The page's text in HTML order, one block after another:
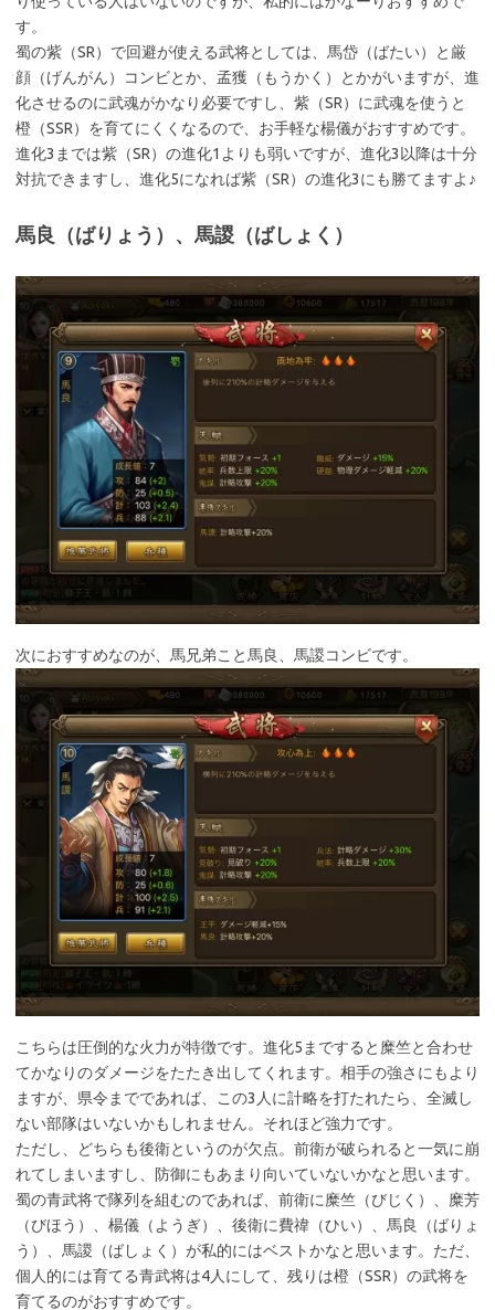
す。
蜀の紫（SR）で回避が使える武将としては、馬岱（ばたい）と厳
顔（げんがん）コンビとか、孟獲（もうかく）とかがいますが、進
化させるのに武魂がかなり必要ですし、紫（SR）に武魂を使うと
橙（SSR）を育てにくくなるので、お手軽な楊儀がおすすめです。
進化3までは紫（SR）の進化1よりも弱いですが、進化3以降は十分
対抗できますし、進化5になれば紫（SR）の進化3にも勝てますよ♪
馬良（ばりょう）、馬謖（ばしょく）
次におすすめなのが、馬兄弟こと馬良、馬謖コンビです。
こちらは圧倒的な火力が特徴です。進化5まですると糜竺と合わせ
てかなりのダメージをたたき出してくれます。相手の強さにもより
ますが、県令までであれば、この3人に計略を打たれたら、全滅し
ない部隊はいないかもしれません。それほど強力です。
ただし、どちらも後衛というのが欠点。前衛が破られると一気に崩
れてしまいますし、防御にもあまり向いていないかなと思います。
蜀の青武将で隊列を組むのであれば、前衛に糜竺（びじく）、糜芳
（びほう）、楊儀（ようぎ）、後衛に費禕（ひい）、馬良（ばりょ
う）、馬謖（ばしょく）が私的にはベストかなと思います。ただ、
個人的には育てる青武将は4人にして、残りは橙（SSR）の武将を
育てるのがおすすめです。